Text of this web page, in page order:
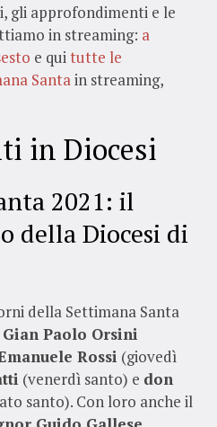
gli approfondimenti e le
in streaming: a
e quitutte le
Santain streaming,
in Diocesi
2021: il
della Diocesi di
della Settimana Santa
Paolo Orsini
Rossi (giovedì
(venerdì santo) e don
santo). Con loro anche il